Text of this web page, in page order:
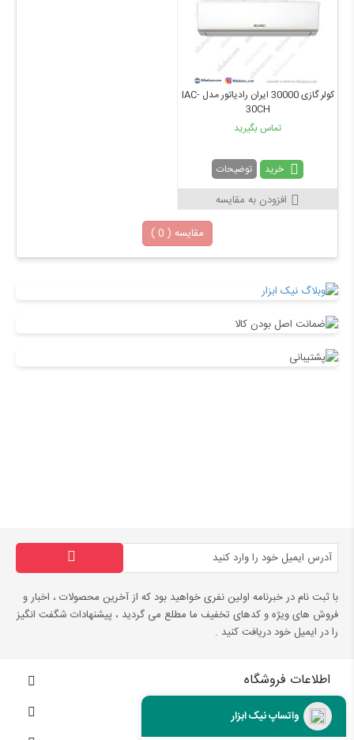
کولر گازی 30000 ایران رادیاتور مدل IAC-
30CH
تماس بگیرید
خرید توضیحات
افزودن به مقایسه
مقایسه ( 0
)
با ثبت نام در خبرنامه اولین نفری خواهید بود که از آخرین محصولات ، اخبار و
فروش های ویژه و کدهای تخفیف ما مطلع می گردید ، پیشنهادات شگفت انگیز
را در ایمیل خود دریافت کنید .
اطلاعات فروشگاه
اطلاعاتواتساپ نیک ابزار